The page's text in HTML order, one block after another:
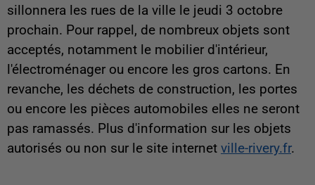
sillonnera les rues de la ville le jeudi 3 octobre
prochain. Pour rappel, de nombreux objets sont
acceptés, notamment le mobilier d'intérieur,
l'électroménager ou encore les gros cartons. En
revanche, les déchets de construction, les portes
ou encore les pièces automobiles elles ne seront
pas ramassés. Plus d'information sur les objets
autorisés ou non sur le site internet ville-rivery.fr.